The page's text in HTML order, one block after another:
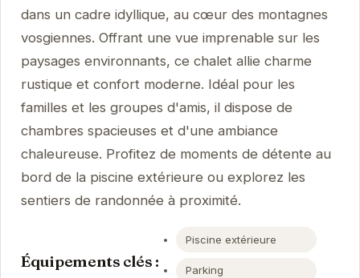
dans un cadre idyllique, au cœur des montagnes
vosgiennes. Offrant une vue imprenable sur les
paysages environnants, ce chalet allie charme
rustique et confort moderne. Idéal pour les
familles et les groupes d'amis, il dispose de
chambres spacieuses et d'une ambiance
chaleureuse. Profitez de moments de détente au
bord de la piscine extérieure ou explorez les
sentiers de randonnée à proximité.
Équipements clés :
Piscine extérieure
Parking